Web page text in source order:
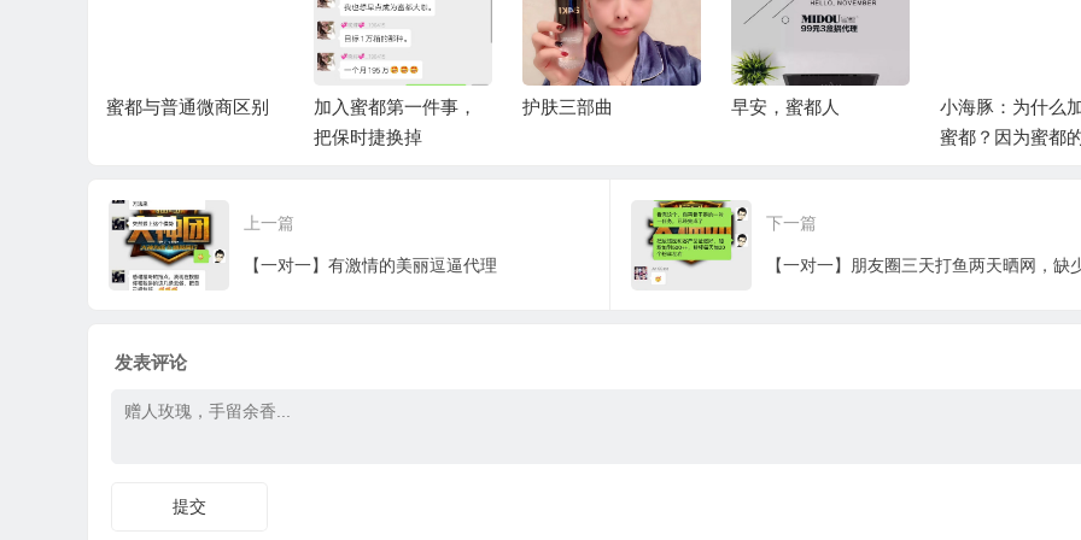
蜜都与普通微商区别
加入蜜都第一件事，
把保时捷换掉
护肤三部曲 早安，蜜都人
小海豚：为什么
蜜都？因为蜜都
上一篇
【一对一】有激情的美丽逗逼代理
下一篇
发表评论